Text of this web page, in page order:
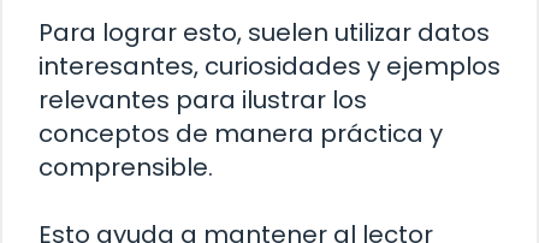
Para lograr esto, suelen utilizar datos
interesantes, curiosidades y ejemplos
relevantes para ilustrar los
conceptos de manera práctica y
comprensible.
Esto ayuda a mantener al lector